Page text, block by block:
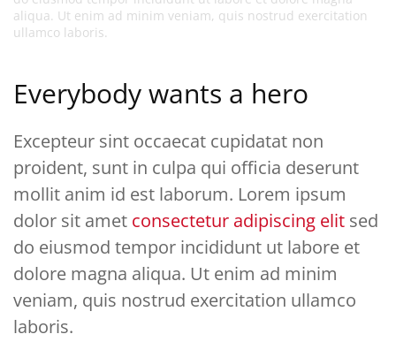
aliqua. Ut enim ad minim veniam, quis nostrud exercitation
ullamco laboris.
Everybody wants a hero
Excepteur sint occaecat cupidatat non
proident, sunt in culpa qui officia deserunt
mollit anim id est laborum. Lorem ipsum
dolor sit amet consectetur adipiscing elit sed
do eiusmod tempor incididunt ut labore et
dolore magna aliqua. Ut enim ad minim
veniam, quis nostrud exercitation ullamco
laboris.